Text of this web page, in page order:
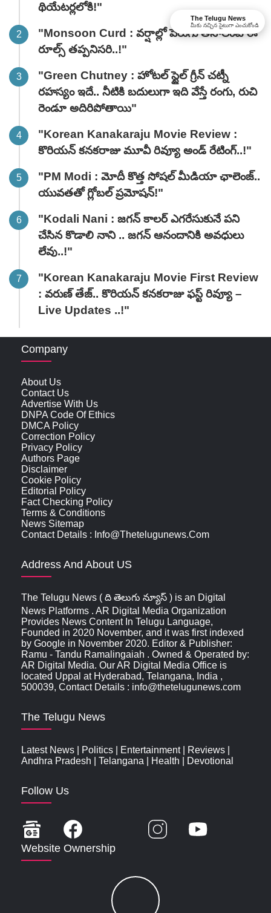
థియేటర్లలోకి!"
"Monsoon Curd : వర్షాల్లో పెరుగు తినాలంటే ఈ
రూల్స్ తప్పనిసరి..!"
"Green Chutney : హోటల్ స్టైల్ గ్రీన్ చట్నీ
రహస్యం ఇదే.. నీటికి బదులుగా ఇది వేస్తే రంగు, రుచి
రెండూ అదిరిపోతాయి"
"Korean Kanakaraju Movie Review :
కొరియన్ కనకరాజు మూవీ రివ్యూ అండ్ రేటింగ్‌..!"
"PM Modi : మోదీ కొత్త సోషల్ మీడియా ఛాలెంజ్..
యువతతో గ్లోబల్ ప్రమోషన్!"
"Kodali Nani : జగన్ కాలర్ ఎగరేసుకునే పని
చేసిన కొడాలి నాని .. జగన్ ఆనందానికి అవధులు
లేవు..!"
"Korean Kanakaraju Movie First Review
: వరుణ్ తేజ్.. కొరియన్ కనకరాజు ఫస్ట్ రివ్యూ –
Live Updates ..!"
Company
About Us
Contact Us
Advertise With Us
DNPA Code Of Ethics
DMCA Policy
Correction Policy
Privacy Policy
Authors Page
Disclaimer
Cookie Policy
Editorial Policy
Fact Checking Policy
Terms & Conditions
News Sitemap
Contact Details : Info@thetelugunews.com
Address And About US
The Telugu News ( ది తెలుగు న్యూస్‌ ) is an Digital
News Platforms . AR Digital Media Organization
Provides News Content In Telugu Language,
Founded in 2020 November, and it was first indexed
by Google in November 2020. Editor & Publisher:
Ramu - Tandu Ramalingaiah . Owned & Operated by:
AR Digital Media. Our AR Digital Media Office is
located Uppal at Hyderabad, Telangana, India ,
500039, Contact Details : info@thetelugunews.com
The Telugu News
Latest News Politics Entertainment| Reviews
Andhra Pradesh
Telangana Health Devotional
Follow Us
Website Ownership
The Telugu News
మీకు నచ్చిన సైటుగా ఎంచుకోండి